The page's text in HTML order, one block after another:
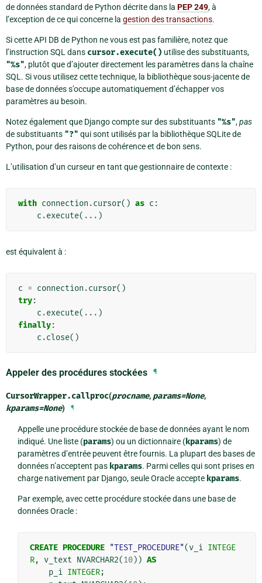
de données standard de Python décrite dans la PEP 249, à
l’exception de ce qui concerne la gestion des transactions.
Si cette API DB de Python ne vous est pas familière, notez que
l’instruction SQL dans cursor.execute() utilise des substituants,
"%s", plutôt que d’ajouter directement les paramètres dans la chaîne
SQL. Si vous utilisez cette technique, la bibliothèque sous-jacente de
base de données s’occupe automatiquement d’échapper vos
paramètres au besoin.
Notez également que Django compte sur des substituants "%s",pas
de substituants "?" qui sont utilisés par la bibliothèque SQLite de
Python, pour des raisons de cohérence et de bon sens.
L’utilisation d’un curseur en tant que gestionnaire de contexte :
with connection .cursor() as c :
c .execute( ... )
est équivalent à :
c = connection .cursor()
try:
c .execute( ... )
finally:
c .close()
Appeler des procédures stockées ¶
CursorWrapper.callproc(procname, params=None,
kparams=None) ¶
Appelle une procédure stockée de base de données ayant le nom
indiqué. Une liste (params) ou un dictionnaire (kparams) de
paramètres d’entrée peuvent être fournis. La plupart des bases de
données n’acceptent pas kparams. Parmi celles qui sont prises en
charge nativement par Django, seule Oracle accepte kparams.
Par exemple, avec cette procédure stockée dans une base de
données Oracle :
CREATE PROCEDURE "TEST_PROCEDURE"(v_i INTEGE
R, v_text NVARCHAR2(10)) AS
p_i INTEGER;